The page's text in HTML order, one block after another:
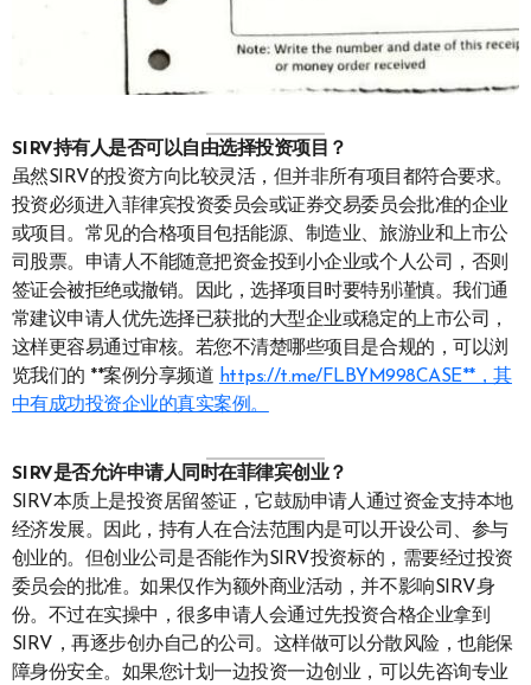
SIRV持有人是否可以自由选择投资项目？
虽然SIRV的投资方向比较灵活，但并非所有项目都符合要求。
投资必须进入菲律宾投资委员会或证券交易委员会批准的企业
或项目。常见的合格项目包括能源、制造业、旅游业和上市公
司股票。申请人不能随意把资金投到小企业或个人公司，否则
签证会被拒绝或撤销。因此，选择项目时要特别谨慎。我们通
常建议申请人优先选择已获批的大型企业或稳定的上市公司，
这样更容易通过审核。若您不清楚哪些项目是合规的，可以浏
览我们的 **案例分享频道 https://t.me/FLBYM998CASE**，其
中有成功投资企业的真实案例。
SIRV是否允许申请人同时在菲律宾创业？
SIRV本质上是投资居留签证，它鼓励申请人通过资金支持本地
经济发展。因此，持有人在合法范围内是可以开设公司、参与
创业的。但创业公司是否能作为SIRV投资标的，需要经过投资
委员会的批准。如果仅作为额外商业活动，并不影响SIRV身
份。不过在实操中，很多申请人会通过先投资合格企业拿到
SIRV，再逐步创办自己的公司。这样做可以分散风险，也能保
障身份安全。如果您计划一边投资一边创业，可以先咨询专业